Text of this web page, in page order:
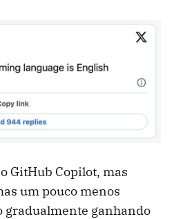
GitHub Copilot, mas
um pouco menos
gradualmente ganhando